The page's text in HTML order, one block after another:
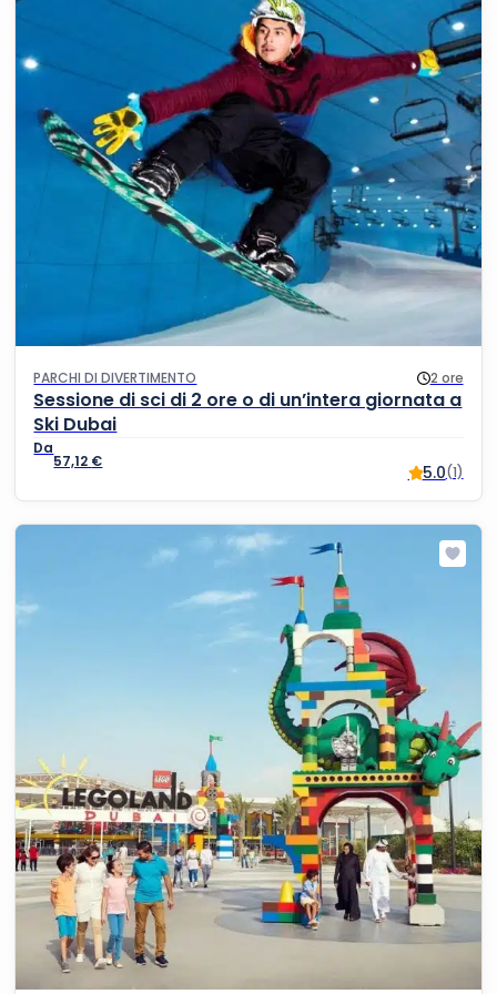
PARCHI DI DIVERTIMENTO 2 ore
Sessione di sci di 2 ore o di un’intera giornata a
Ski Dubai
57,12 €
5.0(1)